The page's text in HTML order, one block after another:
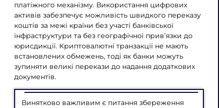
платіжного механізму. Використання цифрових
активів забезпечує можливість швидкого переказу
коштів за межі країни без участі банківської
інфраструктури та без географічної прив’язки до
юрисдикції. Криптовалютні транзакції не мають
встановлених обмежень, тоді як банки можуть
зупиняти великі перекази до надання додаткових
документів.
Винятково важливим є питання збереження